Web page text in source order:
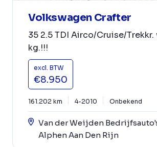
Volkswagen Crafter
35 2.5 TDI Airco/Cruise/Trekkr.
kg.!!!
excl. BTW
€8.950
161.202 km 4-2010 Onbekend
Van der Weijden
Alphen Aan Den Rijn